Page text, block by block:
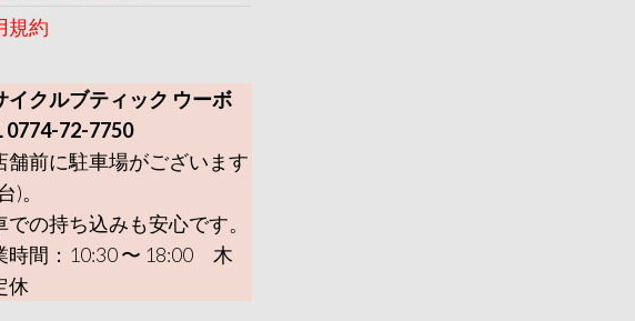
規約
イクルブティック ウーボ
0774-72-7750
前に駐車場がございます
)。
での持ち込みも安心です。
時間：10:30 〜 18:00 木
休